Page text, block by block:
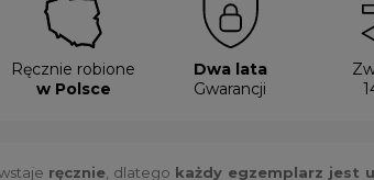
Ręcznie robione
w Polsce
Dwa lata
Gwarancji
ręcznie, dlatego każdy egzemplarz jest